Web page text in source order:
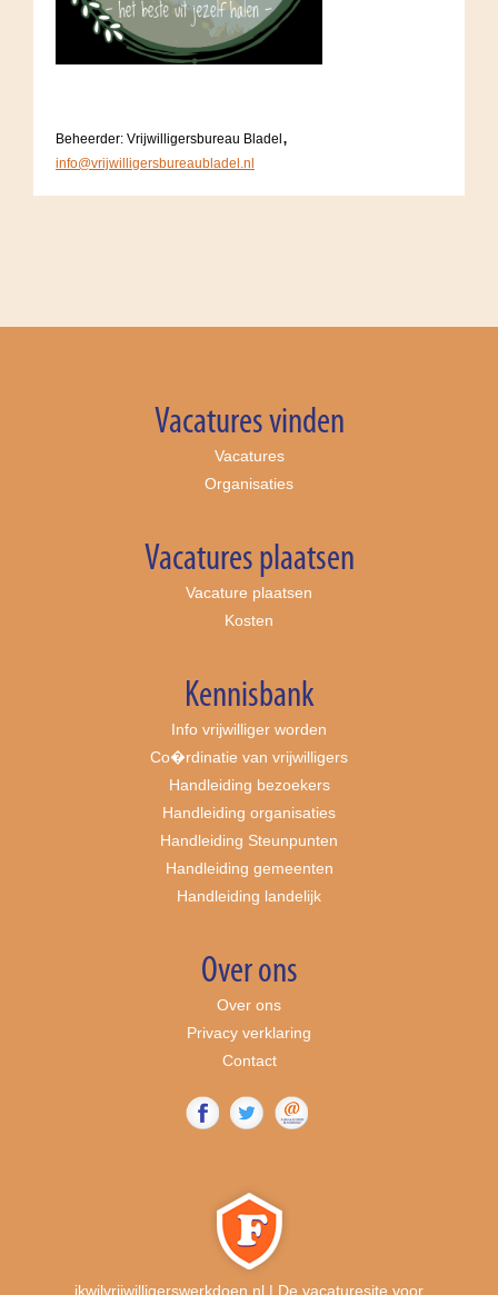
Beheerder: Vrijwilligersbureau Bladel,
info@vrijwilligersbureaubladel.nl
Vacatures vinden
Vacatures
Organisaties
Vacatures plaatsen
Vacature plaatsen
Kosten
Kennisbank
Info vrijwilliger worden
Co�rdinatie van vrijwilligers
Handleiding bezoekers
Handleiding organisaties
Handleiding Steunpunten
Handleiding gemeenten
Handleiding landelijk
Over ons
Over ons
Privacy verklaring
Contact
ikwilvrijwilligerswerkdoen.nl | De vacaturesite voor